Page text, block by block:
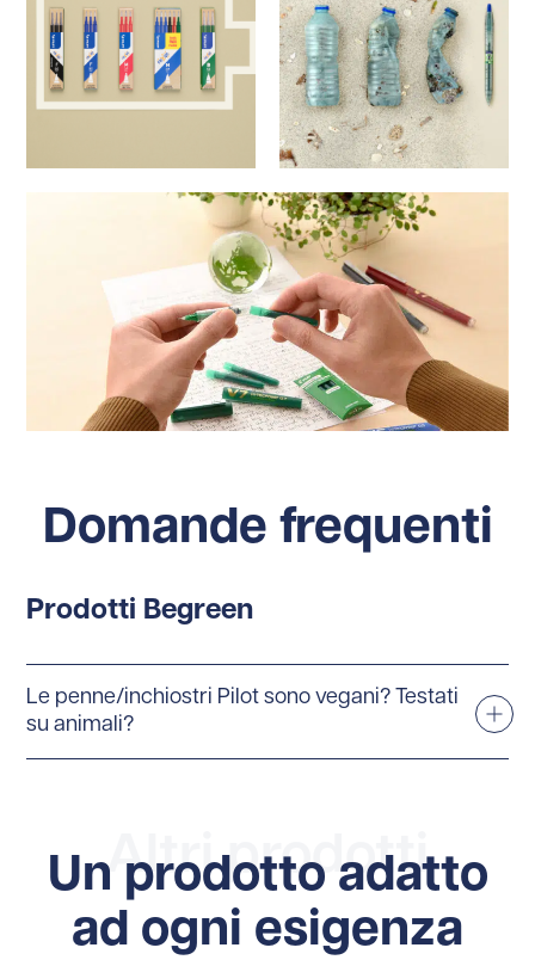
Domande frequenti
Prodotti Begreen
Le penne/inchiostri Pilot sono vegani? Testati
su animali?
Altri prodotti
Un prodotto adatto
ad ogni esigenza